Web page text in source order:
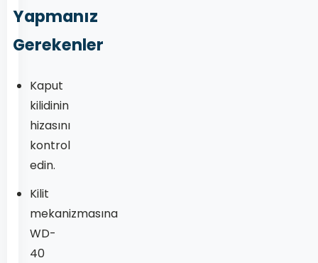
Yapmanız
Gerekenler
Kaput
kilidinin
hizasını
kontrol
edin.
Kilit
mekanizmasına
WD-
40